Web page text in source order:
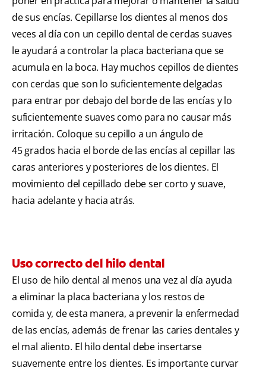
de sus encías. Cepillarse los dientes al menos dos
veces al día con un cepillo dental de cerdas suaves
le ayudará a controlar la placa bacteriana que se
acumula en la boca. Hay muchos cepillos de dientes
con cerdas que son lo suficientemente delgadas
para entrar por debajo del borde de las encías y lo
suficientemente suaves como para no causar más
irritación. Coloque su cepillo a un ángulo de
45 grados hacia el borde de las encías al cepillar las
caras anteriores y posteriores de los dientes. El
movimiento del cepillado debe ser corto y suave,
hacia adelante y hacia atrás.
Uso correcto del hilo dental
El uso de hilo dental al menos una vez al día ayuda
a eliminar la placa bacteriana y los restos de
comida y, de esta manera, a prevenir la enfermedad
de las encías, además de frenar las caries dentales y
el mal aliento. El hilo dental debe insertarse
suavemente entre los dientes. Es importante curvar